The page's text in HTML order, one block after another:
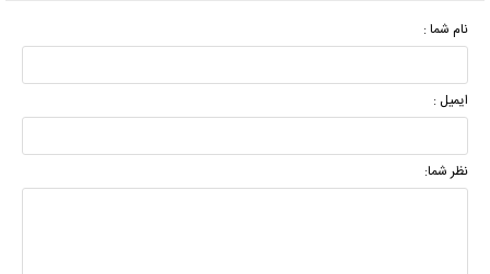
نام شما :
ایمیل :
نظر شما: